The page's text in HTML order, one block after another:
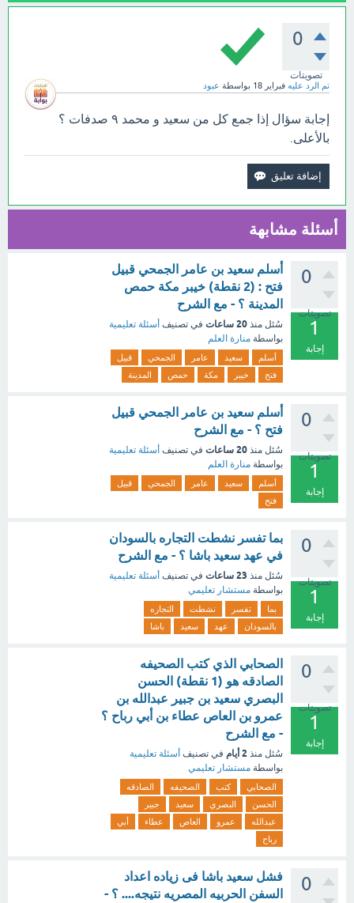
0
تصويتات
تم الرد عليه فبراير 18 بواسطة عبود
إجابة سؤال إذا جمع كل من سعيد و محمد ٩ صدفات ؟
بالأعلى.
أسئلة مشابهة
0
تصويتات
1
إجابة
أسلم سعيد بن عامر الجمحي قبيل
فتح : (2 نقطة) خيبر مكة حمص
المدينة ؟ - مع الشرح
سُئل منذ 20 ساعات في تصنيف أسئلة تعليمية
بواسطة منارة العلم
أسلم سعيد عامر الجمحي
قبيل
فتح
خيبر مكة حمص المدينة
0
تصويتات
1
إجابة
أسلم سعيد بن عامر الجمحي قبيل
فتح ؟ - مع الشرح
سُئل منذ 20 ساعات في تصنيف أسئلة تعليمية
بواسطة منارة العلم
أسلم سعيد عامر الجمحي
قبيل
فتح
0
تصويتات
1
إجابة
بما تفسر نشطت التجاره بالسودان
في عهد سعيد باشا ؟ - مع الشرح
سُئل منذ 23 ساعات في تصنيف أسئلة تعليمية
بواسطة مستشار تعليمي
بما تفسر نشطت
التجاره
بالسودان
عهد سعيد باشا
0
تصويتات
1
إجابة
الصحابي الذي كتب الصحيفه
الصادقه هو (1 نقطة) الحسن
البصري سعيد بن جبير عبدالله بن
عمرو بن العاص عطاء بن أبي رباح ؟
- مع الشرح
سُئل منذ 2 أيام في تصنيف أسئلة تعليمية
بواسطة مستشار تعليمي
الصحابي كتب الصحيفه
الصادقه
الحسن
البصري سعيد
جبير
عبدالله
عمرو العاص عطاء
أبي
رباح
0
فشل سعيد باشا فى زياده اعداد
السفن الحربيه المصريه نتيجه.... ؟ -